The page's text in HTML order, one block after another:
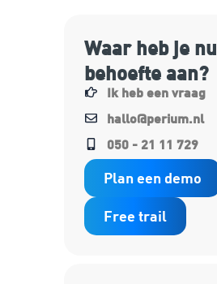
Waar heb je nu
behoefte aan?
Ik heb een vraag
hallo@perium.nl
050 - 21 11 729
Plan een demo
Free trail